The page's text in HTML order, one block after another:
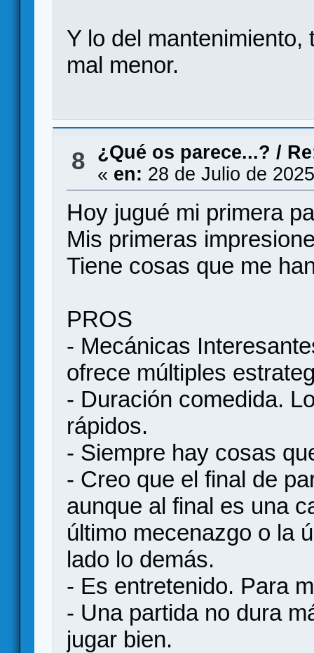
Y lo del mantenimiento,
mal menor.
8 ¿Qué os parece...? /
« en: 28 de Julio de
Hoy jugué mi primera
Mis primeras
Tiene cosas que me
PROS
- Mecánicas
ofrece múltiples
- Duración comedida.
rápidos.
- Siempre hay cosas
- Creo que el final de
aunque al final es una
último mecenazgo o la
lado lo demás.
- Es entretenido. Para
- Una partida no dura
jugar bien.